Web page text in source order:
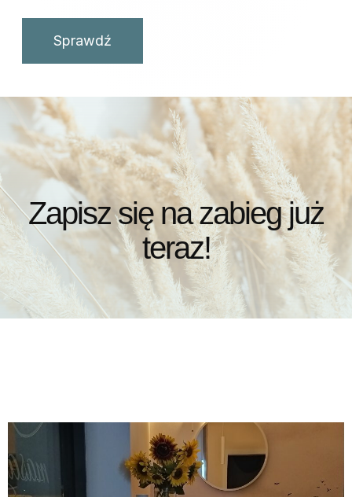
Sprawdź
Zapisz się na zabieg już
teraz!